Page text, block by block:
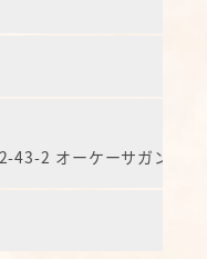
43-2 オーケーサガン店 5